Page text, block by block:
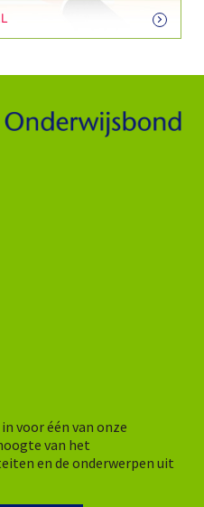
voor één van onze
van het
en de onderwerpen uit